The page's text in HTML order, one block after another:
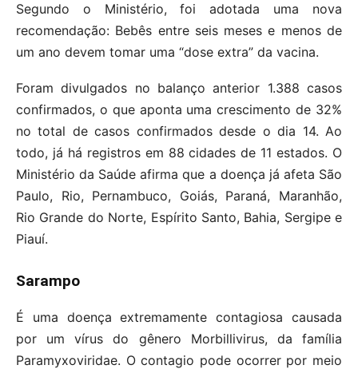
Segundo o Ministério, foi adotada uma nova
recomendação: Bebês entre seis meses e menos de
um ano devem tomar uma “dose extra” da vacina.
Foram divulgados no balanço anterior 1.388 casos
confirmados, o que aponta uma crescimento de 32%
no total de casos confirmados desde o dia 14. Ao
todo, já há registros em 88 cidades de 11 estados. O
Ministério da Saúde afirma que a doença já afeta São
Paulo, Rio, Pernambuco, Goiás, Paraná, Maranhão,
Rio Grande do Norte, Espírito Santo, Bahia, Sergipe e
Piauí.
Sarampo
É uma doença extremamente contagiosa causada
por um vírus do gênero Morbillivirus, da família
Paramyxoviridae. O contagio pode ocorrer por meio